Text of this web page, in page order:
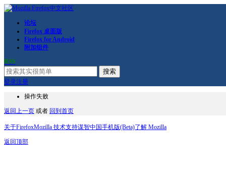
论坛
Firefox 桌面版
Firefox for Android
附加组件
RSS
搜索
登录注册
操作失败
返回上一页 或者 回到首页
关于FirefoxMozilla 技术支持谋智中国手机版(Beta)了解 Mozilla
返回顶部